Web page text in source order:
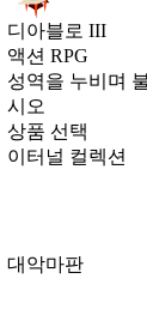
디아블로 III
액션 RPG
Product
성역을 누비며
시오
상품 선택
이터널 컬렉션
대악마판